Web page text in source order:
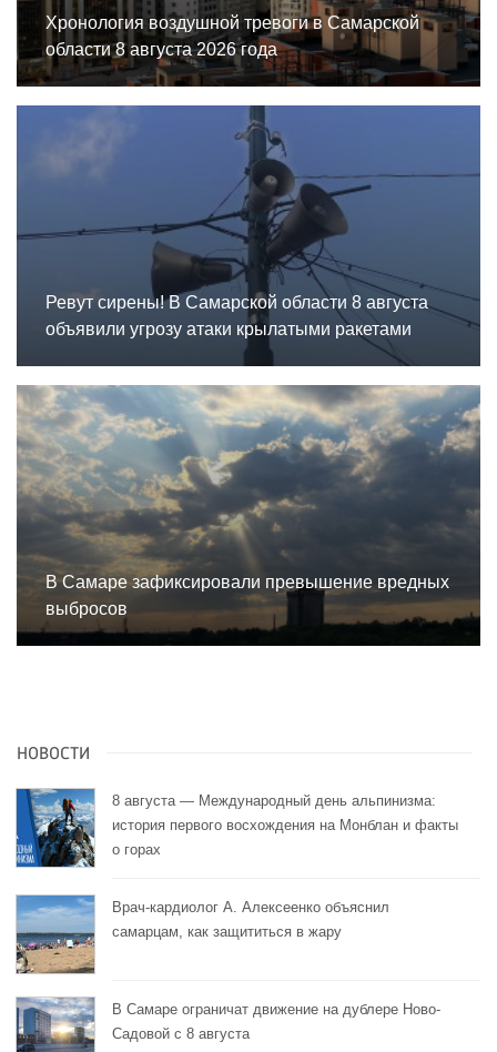
Хронология воздушной тревоги в Самарской
области 8 августа 2026 года
Ревут сирены! В Самарской области 8 августа
объявили угрозу атаки крылатыми ракетами
В Самаре зафиксировали превышение вредных
выбросов
НОВОСТИ
8 августа — Международный день альпинизма:
история первого восхождения на Монблан и факты
о горах
Врач-кардиолог А. Алексеенко объяснил
самарцам, как защититься в жару
В Самаре ограничат движение на дублере Ново-
Садовой с 8 августа